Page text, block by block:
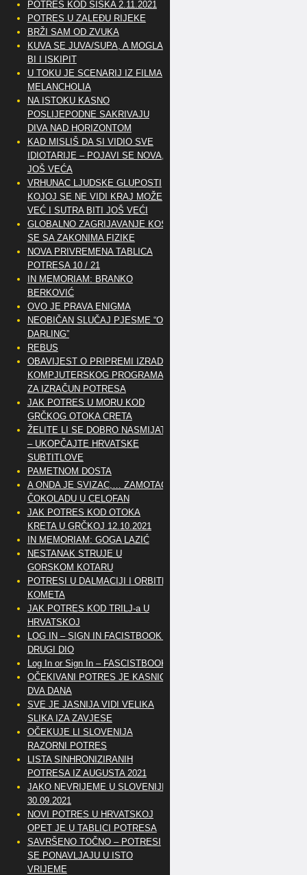
POTRES KOD SISKA 2.11.2021
POTRES U ZALEĐU RIJEKE
BRŽI SAM OD ZVUKA
KUVA SE JUVA/SUPA, A MOGLA
BI I ISKIPIT
U TOKU JE SCENARIJ IZ FILMA
MELANCHOLIA
NA ISTOKU KASNO
POSLIJEPODNE SAKRIVAJU
DIVA NAD HORIZONTOM
KAD MISLIŠ DA SI VIDIO SVE
IDIOTARIJE – POJAVI SE NOVA,..
JOŠ VEĆA
VRHUNAC LJUDSKE GLUPOSTI
KOJOJ SE NE VIDI KRAJ MOŽE
VEĆ I SUTRA BITI JOŠ VEĆI
GLOBALNO ZAGRIJAVANJE KOSI
SE SA ZAKONIMA FIZIKE
NOVA PRIVREMENA TABLICA
POTRESA 10 / 21
IN MEMORIAM: BRANKO
BERKOVIĆ
OVO JE PRAVA ENIGMA
NEOBIČAN SLUČAJ PJESME “OH
DARLING”
REBUS
OBAVIJEST O PRIPREMI IZRADE
KOMPJUTERSKOG PROGRAMA
ZA IZRAČUN POTRESA
JAK POTRES U MORU KOD
GRČKOG OTOKA CRETA
ŽELITE LI SE DOBRO NASMIJATI
– UKOPČAJTE HRVATSKE
SUBTITLOVE
PAMETNOM DOSTA
A ONDA JE SVIZAC,… ZAMOTAO
ČOKOLADU U CELOFAN
JAK POTRES KOD OTOKA
KRETA U GRČKOJ 12.10.2021
IN MEMORIAM: GOGA LAZIĆ
NESTANAK STRUJE U
GORSKOM KOTARU
POTRESI U DALMACIJI I ORBITE
KOMETA
JAK POTRES KOD TRILJ-a U
HRVATSKOJ
LOG IN – SIGN IN FACISTBOOK –
DRUGI DIO
Log In or Sign In – FASCISTBOOK
OČEKIVANI POTRES JE KASNIO
DVA DANA
SVE JE JASNIJA VIDI VELIKA
SLIKA IZA ZAVJESE
OČEKUJE LI SLOVENIJA
RAZORNI POTRES
LISTA SINHRONIZIRANIH
POTRESA IZ AUGUSTA 2021
JAKO NEVRIJEME U SLOVENIJI
30.09.2021
NOVI POTRES U HRVATSKOJ
OPET JE U TABLICI POTRESA
SAVRŠENO TOČNO – POTRESI
SE PONAVLJAJU U ISTO
VRIJEME